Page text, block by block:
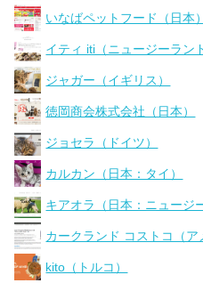
いなばペットフード（日本）
イティ iti（ニュージーラン
ジャガー（イギリス）
徳岡商会株式会社（日本）
ジョセラ（ドイツ）
カルカン（日本：タイ）
キアオラ（日本：ニュージ
カークランド コストコ（ア
kito（トルコ）